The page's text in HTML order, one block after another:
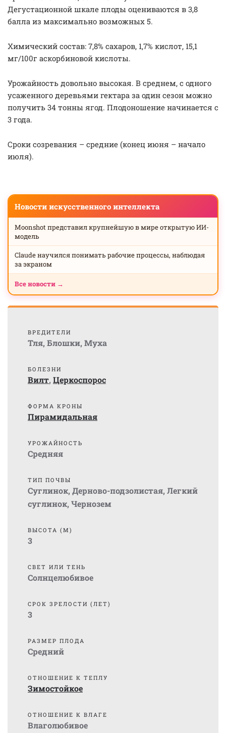
Дегустационной шкале плоды оцениваются в 3,8
балла из максимально возможных 5.
Химический состав: 7,8% сахаров, 1,7% кислот, 15,1
мг/100г аскорбиновой кислоты.
Урожайность довольно высокая. В среднем, с одного
усаженного деревьями гектара за один сезон можно
получить 34 тонны ягод. Плодоношение начинается с
3 года.
Сроки созревания – средние (конец июня – начало
июля).
Новости искусственного интеллекта
Moonshot представил крупнейшую в мире открытую ИИ-
модель
Claude научился понимать рабочие процессы, наблюдая
за экраном
Все новости →
ВРЕДИТЕЛИ
Тля, Блошки, Муха
БОЛЕЗНИ
Вилт, Церкоспорос
ФОРМА КРОНЫ
Пирамидальная
УРОЖАЙНОСТЬ
Средняя
ТИП ПОЧВЫ
Суглинок, Дерново-подзолистая, Легкий
суглинок, Чернозем
ВЫСОТА (М)
3
СВЕТ ИЛИ ТЕНЬ
Солнцелюбивое
СРОК ЗРЕЛОСТИ (ЛЕТ)
3
РАЗМЕР ПЛОДА
Средний
ОТНОШЕНИЕ К ТЕПЛУ
Зимостойкое
ОТНОШЕНИЕ К ВЛАГЕ
Влаголюбивое